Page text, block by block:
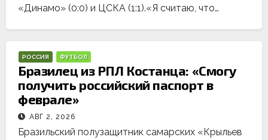
«Динамо» (0:0) и ЦСКА (1:1).«Я считаю, что…
РОССИЯ ФУТБОЛ
Бразилец из РПЛ Костанца: «Смогу
получить российский паспорт в
феврале»
АВГ 2, 2026
Бразильский полузащитник самарских «Крыльев